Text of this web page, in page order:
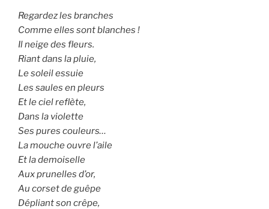
Regardez les branches
Comme elles sont blanches !
Il neige des fleurs.
Riant dans la pluie,
Le soleil essuie
Les saules en pleurs
Et le ciel reflète,
Dans la violette
Ses pures couleurs…
La mouche ouvre l’aile
Et la demoiselle
Aux prunelles d’or,
Au corset de guêpe
Dépliant son crêpe,